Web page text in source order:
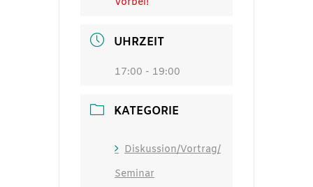
Vorbei!
UHRZEIT
17:00 - 19:00
KATEGORIE
Diskussion/Vortrag/
Seminar